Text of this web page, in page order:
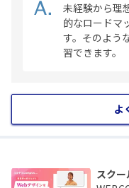
未経験から理
的なロードマ
す。そのよう
習できます。
よ
スク